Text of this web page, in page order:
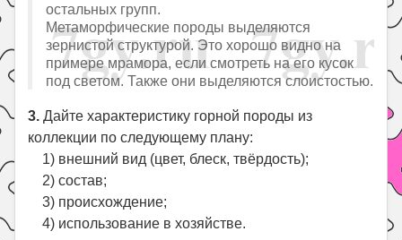
остальных групп.
Метаморфические породы выделяются
зернистой структурой. Это хорошо видно на
примере мрамора, если смотреть на его кусок
под светом. Также они выделяются слоистостью.
3. Дайте характеристику горной породы из
коллекции по следующему плану:
1) внешний вид (цвет, блеск, твёрдость);
2) состав;
3) происхождение;
4) использование в хозяйстве.